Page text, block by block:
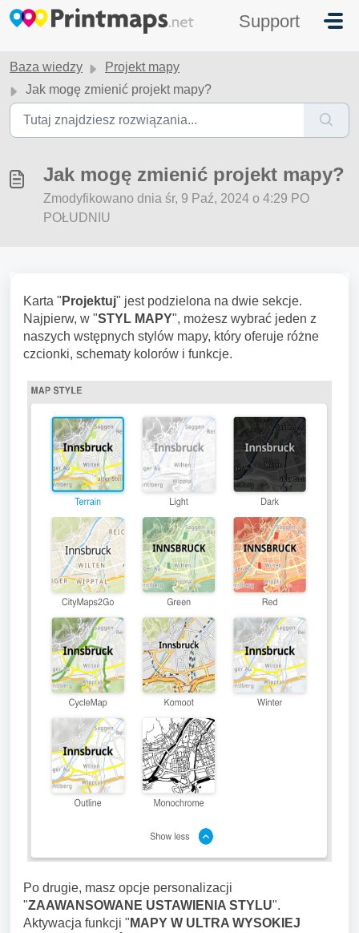
Przejdź do głównej treści
Support
Baza wiedzy
Projekt mapy
Jak mogę zmienić projekt mapy?
Jak mogę zmienić projekt mapy?
Zmodyfikowano dnia śr, 9 Paź, 2024 o 4:29 PO
POŁUDNIU
Karta " Projektuj" jest podzielona na dwie sekcje.
Najpierw, w "STYL MAPY", możesz wybrać jeden z
naszych wstępnych stylów mapy, który oferuje różne
czcionki, schematy kolorów i funkcje.
Po drugie, masz opcje personalizacji
"ZAAWANSOWANE USTAWIENIA STYLU".
Aktywacja funkcji " MAPY W ULTRA WYSOKIEJ